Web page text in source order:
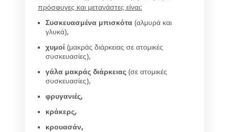
πρόσφυγες και μετανάστες είναι:
Συσκευασμένα μπισκότα (αλμυρά και
γλυκά),
χυμοί (μακράς διάρκειας σε ατομικές
συσκευασίες),
γάλα μακράς διάρκειας (σε ατομικές
συσκευασίες),
φρυγανιές,
κράκερς,
κρουασάν,